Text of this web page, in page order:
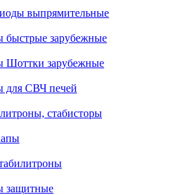
выпрямительные
быстрые зарубежные
Шоттки зарубежные
для СВЧ печей
стабисторы
защитные